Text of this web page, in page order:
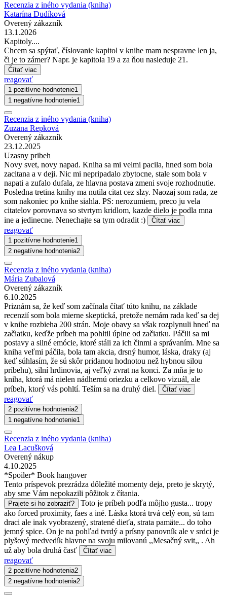
Recenzia z iného vydania (kniha)
Katarína Dudíková
Overený zákazník
13.1.2026
Kapitoly....
Chcem sa spýtať, číslovanie kapitol v knihe mam nespravne len ja,
či je to zámer? Napr. je kapitola 19 a za ňou nasleduje 21.
Čítať viac
reagovať
1 pozitívne hodnotenie1
1 negatívne hodnotenie1
Recenzia z iného vydania (kniha)
Zuzana Repková
Overený zákazník
23.12.2025
Uzasny pribeh
Novy svet, novy napad. Kniha sa mi velmi pacila, hned som bola
zacitana a v deji. Nic mi nepripadalo zbytocne, stale som bola v
napati a zufalo dufala, ze hlavna postava zmeni svoje rozhodnutie.
Posledna tretina knihy ma nutila citat cez slzy. Naozaj som rada, ze
som nakoniec po knihe siahla. PS: nerozumiem, preco ju vela
citatelov porovnava so stvrtym kridlom, kazde dielo je podla mna
ine a jedinecne. Nenechajte sa tym odradit :)
Čítať viac
reagovať
1 pozitívne hodnotenie1
2 negatívne hodnotenia2
Recenzia z iného vydania (kniha)
Mária Zubalová
Overený zákazník
6.10.2025
Priznám sa, že keď som začínala čítať túto knihu, na základe
recenzií som bola mierne skeptická, pretože nemám rada keď sa dej
v knihe rozbieha 200 strán. Moje obavy sa však rozplynuli hneď na
začiatku, keďže príbeh ma pohltil úplne od začiatku. Páčili sa mi
postavy a silné emócie, ktoré stáli za ich činmi a správaním. Mne sa
kniha veľmi páčila, bola tam akcia, drsný humor, láska, draky (aj
keď súhlasím, že sú skôr pridanou hodnotou než hybnou silou
príbehu), silní hrdinovia, aj veľký zvrat na konci. Za mňa je to
kniha, ktorá má nielen nádhernú oriezku a celkovo vizuál, ale
príbeh, ktorý vás pohltí. Teším sa na druhý diel.
Čítať viac
reagovať
2 pozitívne hodnotenia2
1 negatívne hodnotenie1
Recenzia z iného vydania (kniha)
Lea Lacušková
Overený nákup
4.10.2025
*Spoiler* Book hangover
Tento príspevok prezrádza dôležité momenty deja, preto je skrytý,
aby sme Vám nepokazili pôžitok z čítania.
Prajete si ho zobraziť?
Toto je príbeh podľa môjho gusta... tropy
ako forced proximity, faes a iné. Láska ktorá trvá celý eon, sú tam
draci ale inak vyobrazený, stratené dieťa, strata pamäte... do toho
jemný spice. On je na pohľad tvrdý a prísny panovník ale v srdci je
plyšový medvedík hlavne na svoju milovanú ,,Mesačný svit,, . Ah
už aby bola druhá časť
Čítať viac
reagovať
2 pozitívne hodnotenia2
2 negatívne hodnotenia2